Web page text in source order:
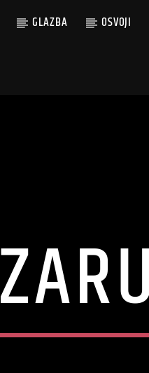
GLAZBA OSVOJI